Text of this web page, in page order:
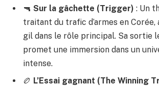
🔫 Sur la gâchette (Trigger) : Un
traitant du trafic d’armes en Corée,
gil dans le rôle principal. Sa sortie
promet une immersion dans un
intense.
🏉 L’Essai gagnant (The Winning